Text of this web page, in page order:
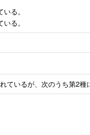
る。
る。
いるが、次のうち第2種